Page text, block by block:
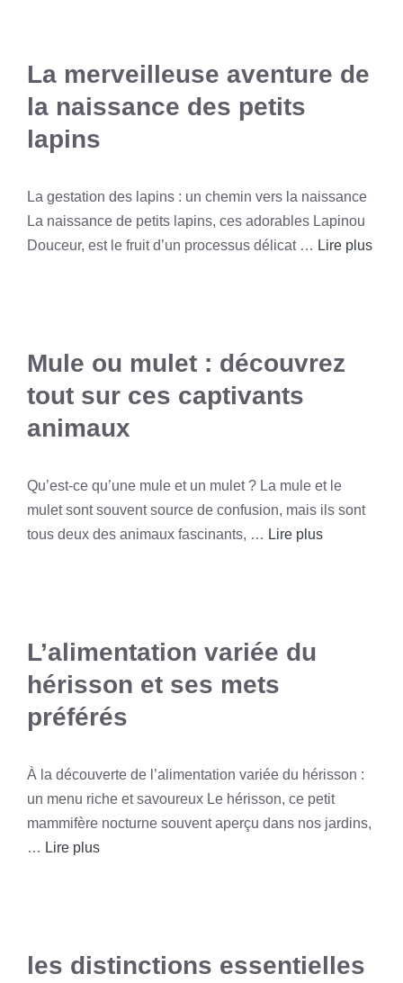
La merveilleuse aventure de
la naissance des petits
lapins
La gestation des lapins : un chemin vers la naissance
La naissance de petits lapins, ces adorables Lapinou
Douceur, est le fruit d’un processus délicat … Lire plus
Mule ou mulet : découvrez
tout sur ces captivants
animaux
Qu’est-ce qu’une mule et un mulet ? La mule et le
mulet sont souvent source de confusion, mais ils sont
tous deux des animaux fascinants, … Lire plus
L’alimentation variée du
hérisson et ses mets
préférés
À la découverte de l’alimentation variée du hérisson :
un menu riche et savoureux Le hérisson, ce petit
mammifère nocturne souvent aperçu dans nos jardins,
… Lire plus
les distinctions essentielles